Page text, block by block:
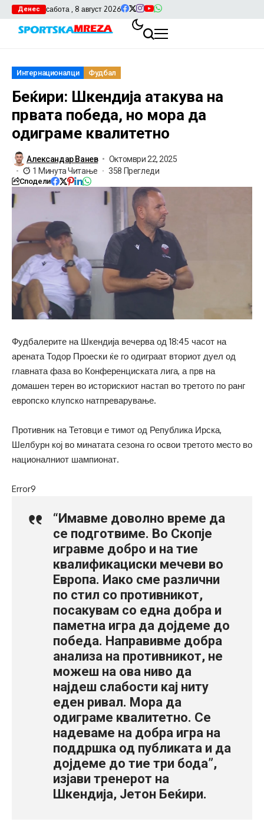
Денес сабота , 8 август 2026
Интернационалци Фудбал
Беќири: Шкендија атакува на
првата победа, но мора да
одиграме квалитетно
Александар Ванев
Октомври 22, 2025
1 Минута Читање
358 Прегледи
Сподели
Фудбалерите на Шкендија вечерва од 18:45 часот на
арената Тодор Проески ќе го одиграат вториот дуел од
главната фаза во Конференциската лига, а прв на
домашен терен во историскиот настап во третото по ранг
европско клупско натпреварување.
Противник на Тетовци е тимот од Република Ирска,
Шелбурн кој во минатата сезона го освои третото место во
националниот шампионат.
Error9
“Имавме доволно време да
се подготвиме. Во Скопје
игравме добро и на тие
квалификациски мечеви во
Европа. Иако сме различни
по стил со противникот,
посакувам со една добра и
паметна игра да дојдеме до
победа. Направивме добра
анализа на противникот, не
можеш на ова ниво да
најдеш слабости кај ниту
еден ривал. Мора да
одиграме квалитетно. Се
надеваме на добра игра на
поддршка од публиката и да
дојдеме до тие три бода”,
изјави тренерот на
Шкендија, Јетон Беќири.